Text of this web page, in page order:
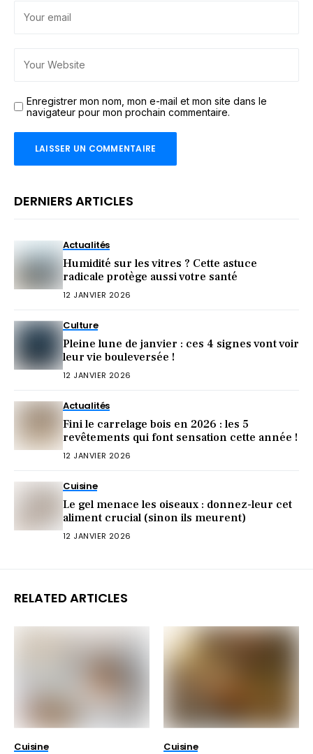
Enregistrer mon nom, mon e-mail et mon site dans le
navigateur pour mon prochain commentaire.
DERNIERS ARTICLES
Actualités
Humidité sur les vitres ? Cette astuce
radicale protège aussi votre santé
12 JANVIER 2026
Culture
Pleine lune de janvier : ces 4 signes vont voir
leur vie bouleversée !
12 JANVIER 2026
Actualités
Fini le carrelage bois en 2026 : les 5
revêtements qui font sensation cette année !
12 JANVIER 2026
Cuisine
Le gel menace les oiseaux : donnez-leur cet
aliment crucial (sinon ils meurent)
12 JANVIER 2026
RELATED ARTICLES
Cuisine Cuisine